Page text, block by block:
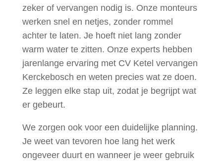
zeker of vervangen nodig is. Onze monteurs
werken snel en netjes, zonder rommel
achter te laten. Je hoeft niet lang zonder
warm water te zitten. Onze experts hebben
jarenlange ervaring met CV Ketel vervangen
Kerckebosch en weten precies wat ze doen.
Ze leggen elke stap uit, zodat je begrijpt wat
er gebeurt.
We zorgen ook voor een duidelijke planning.
Je weet van tevoren hoe lang het werk
ongeveer duurt en wanneer je weer gebruik